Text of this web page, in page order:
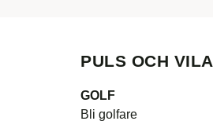
PULS OCH VILA
GOLF
Bli golfare